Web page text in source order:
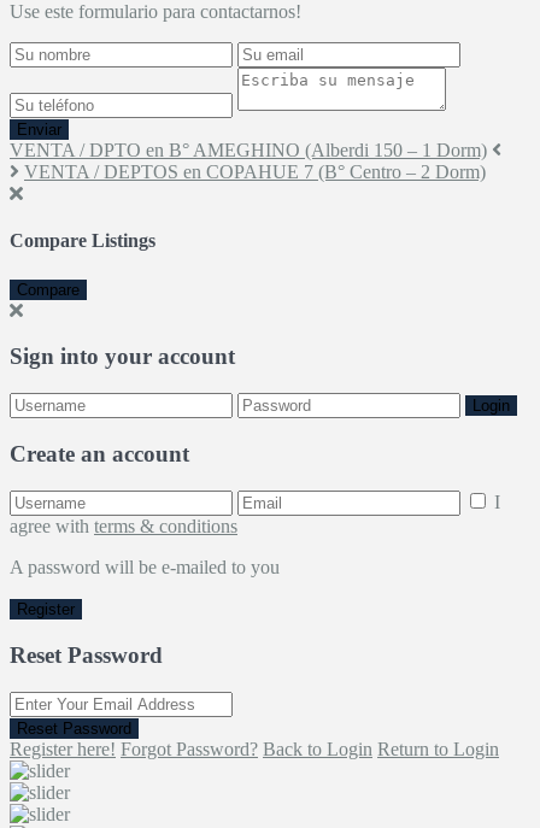
Use este formulario para contactarnos!
Enviar
VENTA / DPTO en B° AMEGHINO (Alberdi 150 – 1 Dorm)
VENTA / DEPTOS en COPAHUE 7 (B° Centro – 2 Dorm)
Compare Listings
Compare
Sign into your account
Login
Create an account
I
agree with terms & conditions
A password will be e-mailed to you
Register
Reset Password
Reset Password
Register here! Forgot Password? Back to Login Return to Login